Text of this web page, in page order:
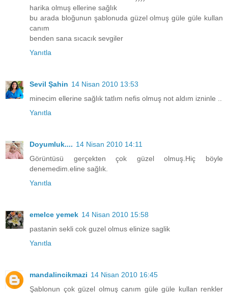
harika olmuş ellerine sağlık
bu arada bloğunun şablonuda güzel olmuş güle güle kullan
canım
benden sana sıcacık sevgiler
Yanıtla
Sevil Şahin 14 Nisan 2010 13:53
minecim ellerine sağlık tatlım nefis olmuş not aldım izninle ..
Yanıtla
Doyumluk.... 14 Nisan 2010 14:11
Görüntüsü gerçekten çok güzel olmuş.Hiç böyle
denemedim.eline sağlık.
Yanıtla
emelce yemek 14 Nisan 2010 15:58
pastanin sekli cok guzel olmus elinize saglik
Yanıtla
mandalincikmazi 14 Nisan 2010 16:45
Şablonun çok güzel olmuş canım güle güle kullan renkler